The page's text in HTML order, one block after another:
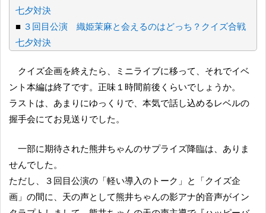
七夕対決
■ ３回目公演 織姫茉麻と会えるのはどっち？クイズ合戦
七夕対決
クイズ企画を終えたら、ミニライブに移って、それでイベ
ント本編は終了です。正味１時間前後くらいでしょうか。
ラストは、あまりにゆっくりで、本気で話し込めるレベルの
握手会にてお見送りでした。
一部に期待された熊井ちゃんのサプライズ降臨は、ありま
せんでした。
ただし、３回目公演の「軽い導入のトーク」と「クイズ企
画」の間に、天の声として熊井ちゃんの影アナ的音声がイン